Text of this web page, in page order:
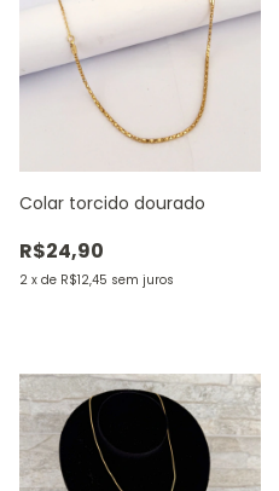
Colar torcido dourado
R$24,90
2 x de R$12,45 sem juros